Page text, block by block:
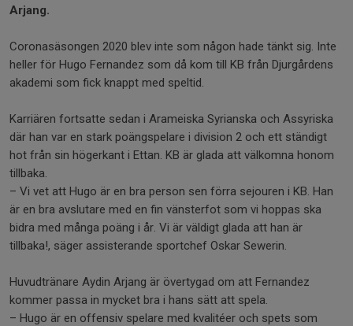
Arjang.
Coronasäsongen 2020 blev inte som någon hade tänkt sig. Inte
heller för Hugo Fernandez som då kom till KB från Djurgårdens
akademi som fick knappt med speltid.
Karriären fortsatte sedan i Arameiska Syrianska och Assyriska
där han var en stark poängspelare i division 2 och ett ständigt
hot från sin högerkant i Ettan. KB är glada att välkomna honom
tillbaka.
– Vi vet att Hugo är en bra person sen förra sejouren i KB. Han
är en bra avslutare med en fin vänsterfot som vi hoppas ska
bidra med många poäng i år. Vi är väldigt glada att han är
tillbaka!, säger assisterande sportchef Oskar Sewerin.
Huvudtränare Aydin Arjang är övertygad om att Fernandez
kommer passa in mycket bra i hans sätt att spela.
– Hugo är en offensiv spelare med kvalitéer och spets som